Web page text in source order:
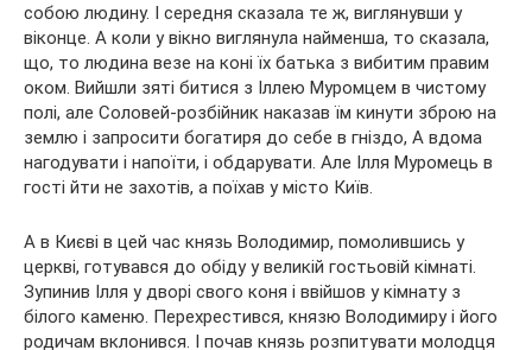
собою людину. І середня сказала те ж, виглянувши у
віконце. А коли у вікно виглянула найменша, то сказала,
що, то людина везе на коні їх батька з вибитим правим
оком. Вийшли зяті битися з Іллею Муромцем в чистому
полі, але Соловей-розбійник наказав їм кинути зброю на
землю і запросити богатиря до себе в гніздо, А вдома
нагодувати і напоїти, і обдарувати. Але Ілля Муромець в
гості йти не захотів, а поїхав у місто Київ.
А в Києві в цей час князь Володимир, помолившись у
церкві, готувався до обіду у великій гостьовій кімнаті.
Зупинив Ілля у дворі свого коня і ввійшов у кімнату з
білого каменю. Перехрестився, князю Володимиру і його
родичам вклонився. І почав князь розпитувати молодця